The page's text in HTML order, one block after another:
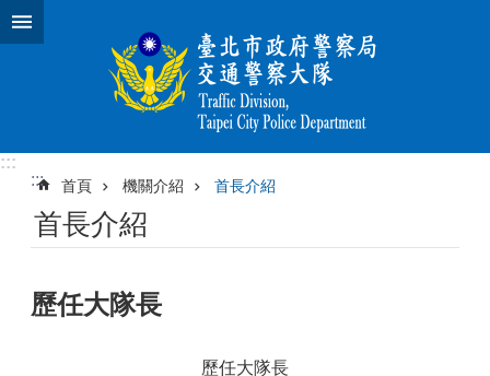
跳到主要內容區塊
:::
:::
首頁 機關介紹 首長介紹
首長介紹
歷任大隊長
歷任大隊長